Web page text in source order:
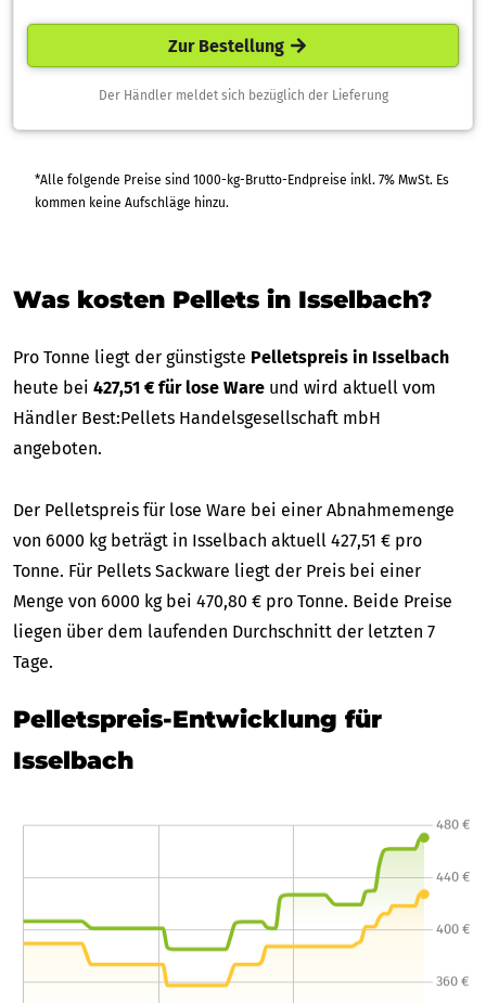
Zur Bestellung
Der Händler meldet sich bezüglich der Lieferung
*Alle folgende Preise sind 1000-kg-Brutto-Endpreise inkl. 7% MwSt. Es
kommen keine Aufschläge hinzu.
Was kosten Pellets in Isselbach?
Pro Tonne liegt der günstigste Pelletspreis in Isselbach
heute bei 427,51 € für lose Ware und wird aktuell vom
Händler Best:Pellets Handelsgesellschaft mbH
angeboten.
Der Pelletspreis für lose Ware bei einer Abnahmemenge
von 6000 kg beträgt in Isselbach aktuell 427,51 € pro
Tonne. Für Pellets Sackware liegt der Preis bei einer
Menge von 6000 kg bei 470,80 € pro Tonne. Beide Preise
liegen über dem laufenden Durchschnitt der letzten 7
Tage.
Pelletspreis-Entwicklung für
Isselbach